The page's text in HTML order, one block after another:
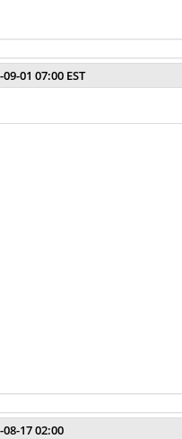
01 07:00 EST
08-17 02:00